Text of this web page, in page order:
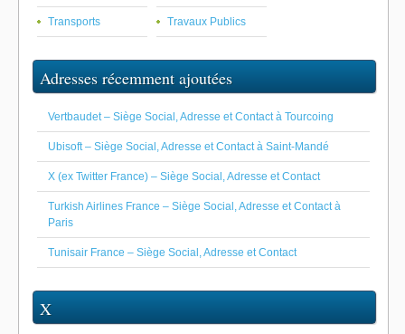
Transports Travaux Publics
Adresses récemment ajoutées
Vertbaudet – Siège Social, Adresse et Contact à Tourcoing
Ubisoft – Siège Social, Adresse et Contact à Saint-Mandé
X (ex Twitter France) – Siège Social, Adresse et Contact
Turkish Airlines France – Siège Social, Adresse et Contact à
Paris
Tunisair France – Siège Social, Adresse et Contact
X